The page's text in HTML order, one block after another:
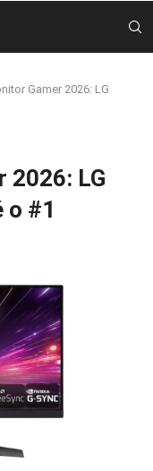
Gamer 2026: LG
2026: LG
o #1